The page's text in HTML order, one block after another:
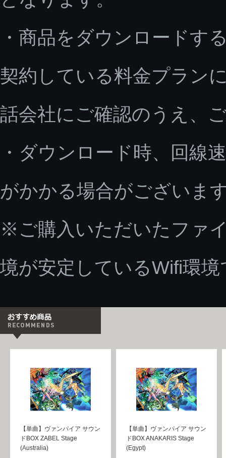
・商品をダウンロードす
契約している料金プラン
話会社にご確認のうえ、
・ダウンロード時、回線
がかかる場合がございま
※ご購入いただいたファ
境が安定しているWifi環
【単曲】ヴァンパイア サウン
ドBOX ZABEL Stage
(Australia)
【単曲】ヴァンパイア サウン
ドBOX ANAKARIS Stage
(Egypt)